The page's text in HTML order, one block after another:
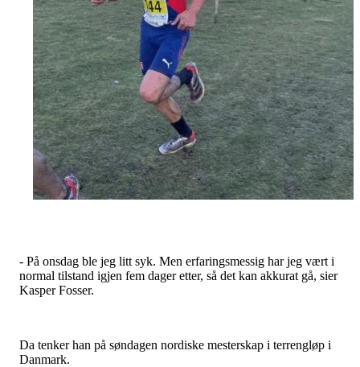
- På onsdag ble jeg litt syk. Men erfaringsmessig har jeg vært i
normal tilstand igjen fem dager etter, så det kan akkurat gå, sier
Kasper Fosser.
Da tenker han på søndagen nordiske mesterskap i terrengløp i
Danmark.